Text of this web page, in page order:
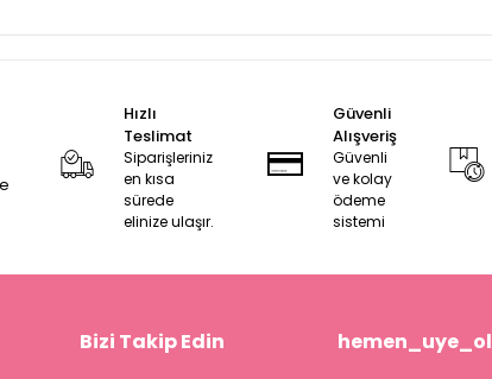
Hızlı
Teslimat
Siparişleriniz
en kısa
sürede
elinize ulaşır.
Güvenli
Alışveriş
Güvenli
ve kolay
ödeme
sistemi
Bizi Takip Edin hemen_uye_ol